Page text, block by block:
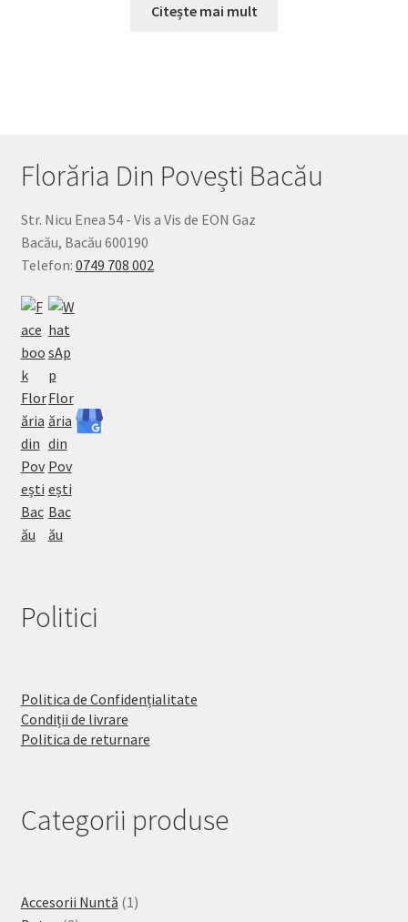
Citește mai mult
Florăria Din Povești Bacău
Str. Nicu Enea 54 - Vis a Vis de EON Gaz
Bacău, Bacău 600190
Telefon: 0749 708 002
Politici
Politica de Confidențialitate
Condiții de livrare
Politica de returnare
Categorii produse
Accesorii Nuntă 11